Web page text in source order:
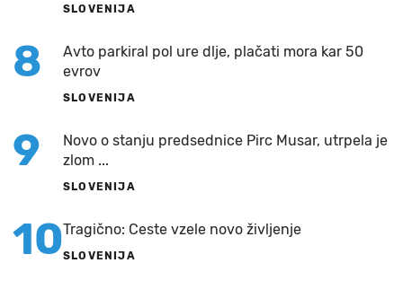
SLOVENIJA
8
Avto parkiral pol ure dlje, plačati mora kar 50
evrov
SLOVENIJA
9
Novo o stanju predsednice Pirc Musar, utrpela je
zlom ...
SLOVENIJA
10Tragično: Ceste vzele novo življenje
SLOVENIJA